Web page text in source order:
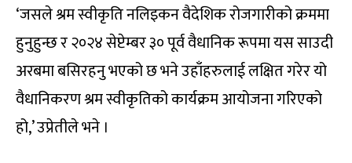
‘जसले श्रम स्वीकृति नलिइकन वैदेशिक रोजगारीको क्रममा
हुनुहुन्छ र २०२४ सेप्टेम्बर ३० पूर्व वैधानिक रूपमा यस साउदी
अरबमा बसिरहनु भएको छ भने उहाँहरुलाई लक्षित गरेर यो
वैधानिकरण श्रम स्वीकृतिको कार्यक्रम आयोजना गरिएको
हो,’ उप्रेतीले भने ।